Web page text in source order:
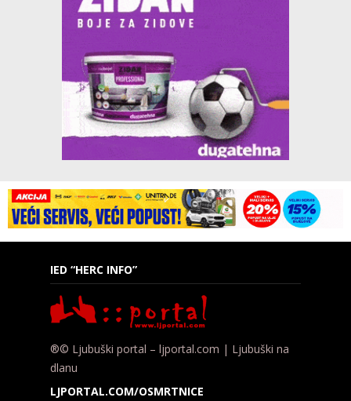
IED “HERC INFO”
®© Ljubuški portal – ljportal.com | Ljubuški na
dlanu
LJPORTAL.COM/OSMRTNICE